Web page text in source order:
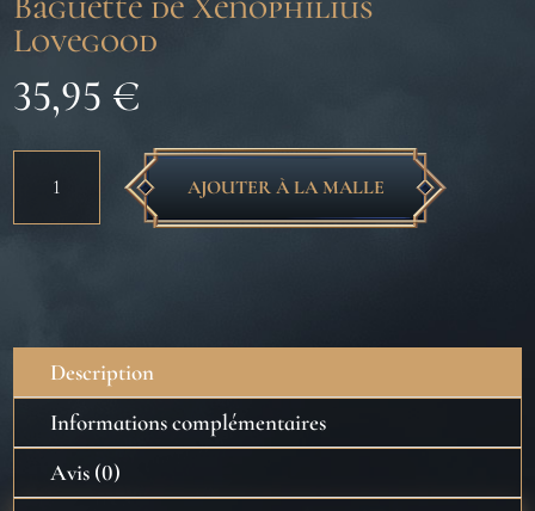
Lovegood
35,95 €
Baguette
AJOUTER À LA MALLE
Description
Informations complémentaires
Avis (0)